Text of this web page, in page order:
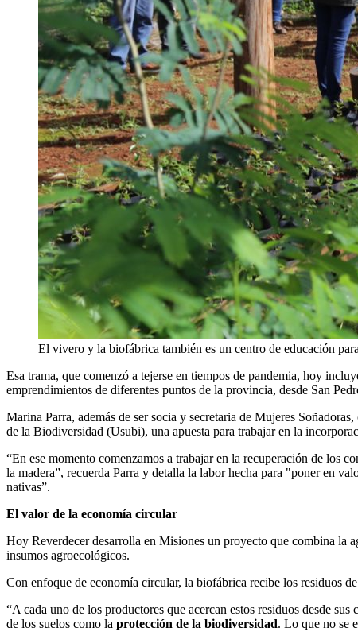
El vivero y la biofábrica también es un centro de educación
Esa trama, que comenzó a tejerse en tiempos de pandemia, hoy
emprendimientos de diferentes puntos de la provincia, desde San
Marina Parra, además de ser socia y secretaria de Mujeres
de la Biodiversidad (Usubi), una apuesta para trabajar en la
“En ese momento comenzamos a trabajar en la recuperación de los
la madera”, recuerda Parra y detalla la labor hecha para "poner en
nativas”.
El valor de la economía circular
Hoy Reverdecer desarrolla en Misiones un proyecto que combina la
insumos agroecológicos.
Con enfoque de economía circular, la biofábrica recibe los residuos
“A cada uno de los productores que acercan estos residuos desde
de los suelos como la protección de la biodiversidad. Lo que no se